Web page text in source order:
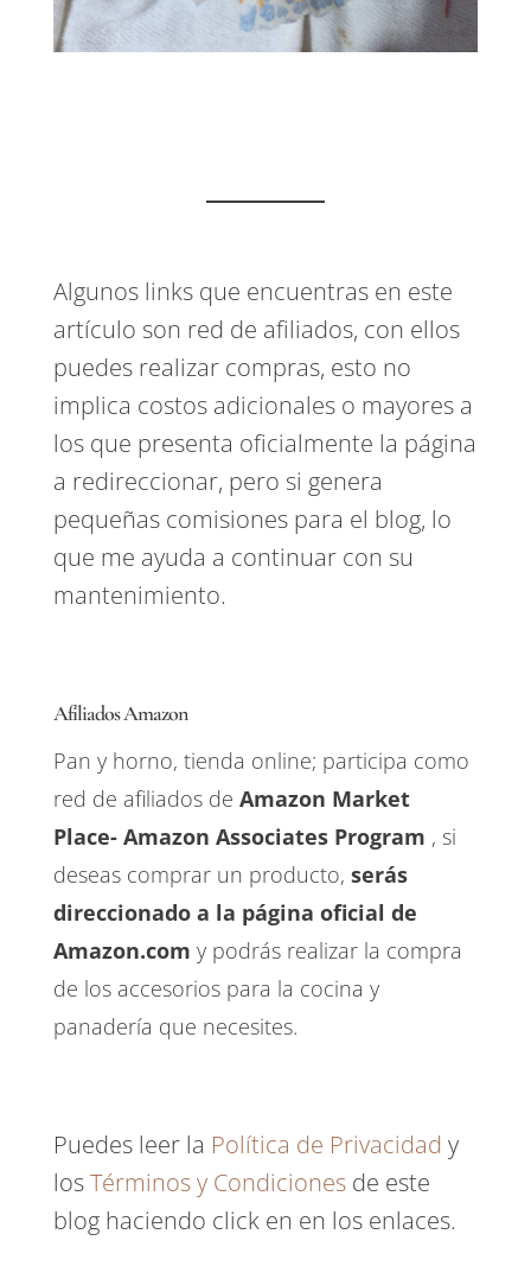
Algunos links que encuentras en este
artículo son red de afiliados, con ellos
puedes realizar compras, esto no
implica costos adicionales o mayores a
los que presenta oficialmente la página
a redireccionar, pero si genera
pequeñas comisiones para el blog, lo
que me ayuda a continuar con su
mantenimiento.
Afiliados Amazon
Pan y horno, tienda online; participa como
red de afiliados de Amazon Market
Place- Amazon Associates Program , si
deseas comprar un producto, serás
direccionado a la página oficial de
Amazon.com y podrás realizar la compra
de los accesorios para la cocina y
panadería que necesites.
Puedes leer la Política de Privacidad y
losTérminos y Condicionesde este
blog haciendo click en en los enlaces.